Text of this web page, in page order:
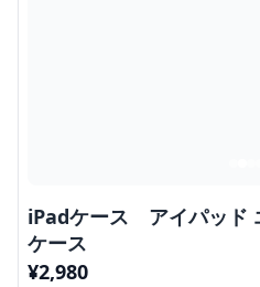
iPadケース アイパッド
ケース
¥2,980